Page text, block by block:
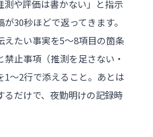
測や評価は書かない」と指示
30秒ほどで返ってきます。
えたい事実を5〜8項目の箇条
止事項（推測を足さない・
1〜2行で添えること。あとは
だけで、夜勤明けの記録時